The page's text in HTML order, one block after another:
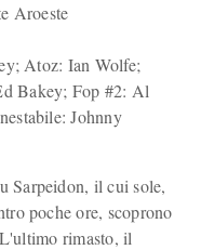
Aroeste
Atoz: Ian Wolfe;
Bakey; Fop #2: Al
Johnny
Sarpeidon, il cui sole,
poche ore, scoprono
rimasto, il